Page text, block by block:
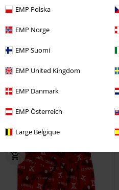
EMP Polska
EMP Norge
EMP Suomi
EMP United Kingdom
EMP Danmark
EMP Österreich
Large Belgique
Motus Joggers
Pegador